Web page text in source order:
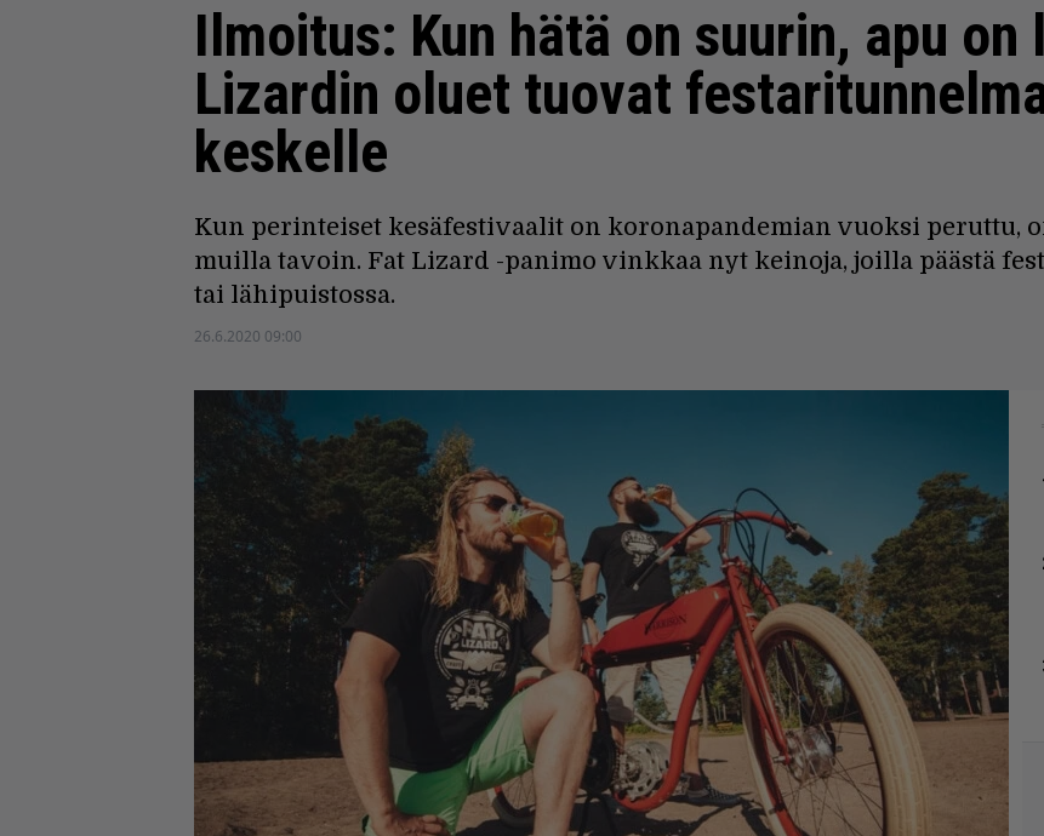
Ilmoitus: Kun hätä on suurin, apu on
Lizardin oluet tuovat
keskelle
Kun perinteiset kesäfestivaalit on koronapandemian vuoksi peruttu,
muilla tavoin. Fat Lizard -panimo vinkkaa nyt keinoja, joilla päästä
tai lähipuistossa.
26.6.2020 09:00